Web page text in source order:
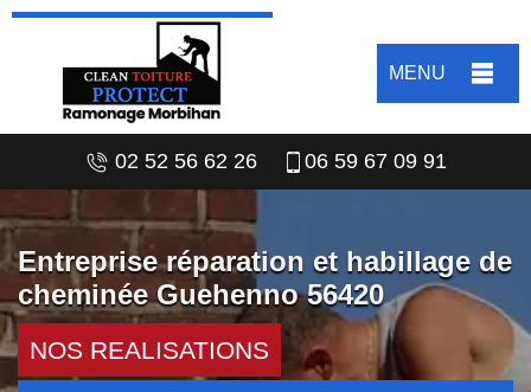
MENU
02 52 56 62 26 06 59 67 09 91
Entreprise réparation et habillage de
cheminée Guehenno 56420
NOS REALISATIONS